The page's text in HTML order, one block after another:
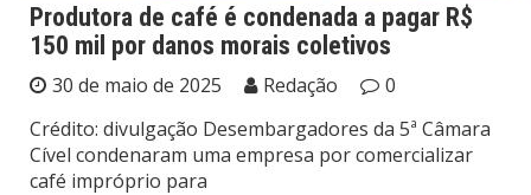
Produtora de café é condenada a pagar R$
150 mil por danos morais coletivos
30 de maio de 2025 Redação
0
Crédito: divulgação Desembargadores da 5ª Câmara
Cível condenaram uma empresa por comercializar
café impróprio para